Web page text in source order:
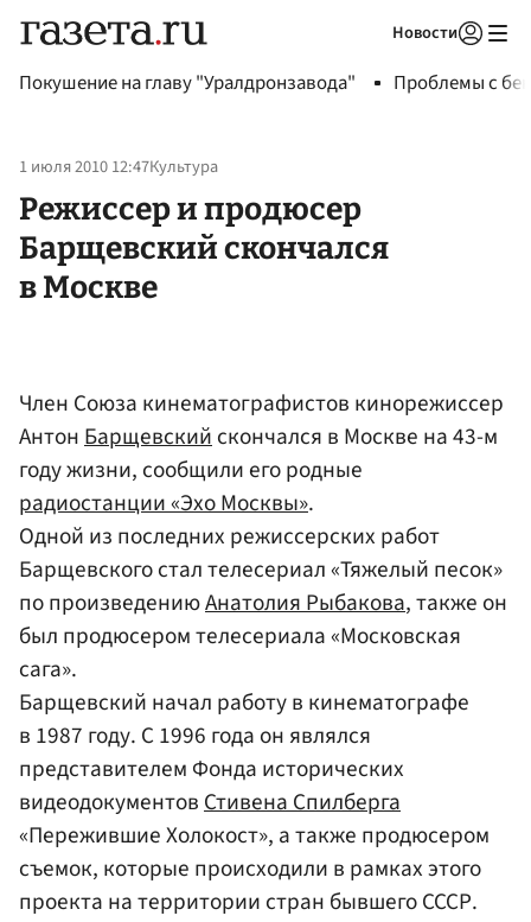
Новости
Покушение на главу "Уралдронзавода" Проблемы с
1 июля 2010 12:47Культура
Режиссер и продюсер
Барщевский скончался
в Москве
Член Союза кинематографистов кинорежиссер
АнтонБарщевскийскончался в Москве на 43-м
году жизни, сообщили его родные
радиостанции «Эхо Москвы».
Одной из последних режиссерских работ
Барщевского стал телесериал «Тяжелый песок»
по произведениюАнатолия Рыбакова, также он
был продюсером телесериала «Московская
сага».
Барщевский начал работу в кинематографе
в 1987 году. С 1996 года он являлся
представителем Фонда исторических
видеодокументовСтивена Спилберга
«Пережившие Холокост», а также продюсером
съемок, которые происходили в рамках этого
проекта на территории стран бывшего СССР.